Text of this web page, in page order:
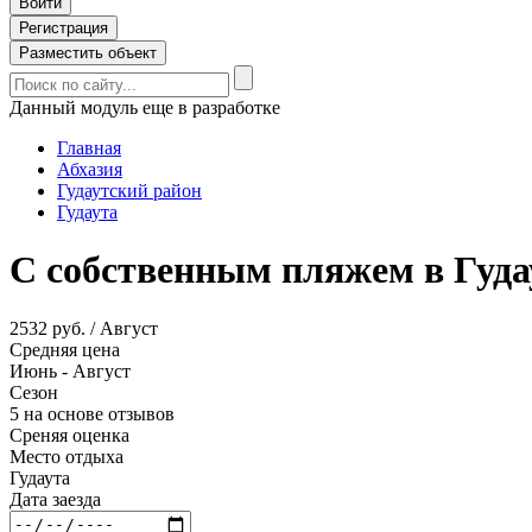
Регистрация
Разместить объект
Данный модуль еще в разработке
Главная
Абхазия
Гудаутский район
Гудаута
С собственным пляжем в
2532 руб. / Август
Средняя цена
Июнь - Август
Сезон
5 на основе отзывов
Среняя оценка
Место отдыха
Гудаута
Дата заезда